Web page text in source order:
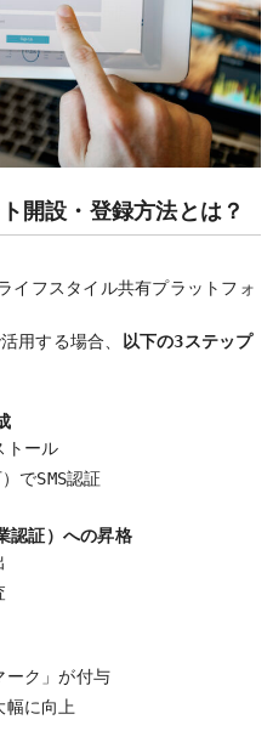
開設・登録方法とは？
イフスタイル共有プラットフォ
用する場合、 以下の3ステップ
トール
でSMS認証
認証）への昇格
ーク」が付与
幅に向上